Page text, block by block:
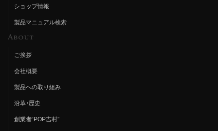
ショップ情報
製品マニュアル検索
About
ご挨拶
会社概要
製品への取り組み
沿革・歴史
創業者“POP吉村”